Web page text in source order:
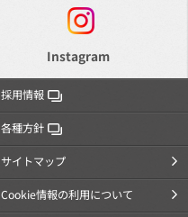
Instagram
採用情報
各種方針
サイトマップ
Cookie情報の利用について